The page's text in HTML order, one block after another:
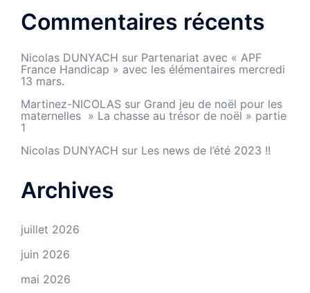
Commentaires récents
Nicolas DUNYACH sur Partenariat avec « APF
France Handicap » avec les élémentaires mercredi
13 mars.
Martinez-NICOLAS sur Grand jeu de noël pour les
maternelles » La chasse au trésor de noël » partie
1
Nicolas DUNYACH sur Les news de l’été 2023 !!
Archives
juillet 2026
juin 2026
mai 2026